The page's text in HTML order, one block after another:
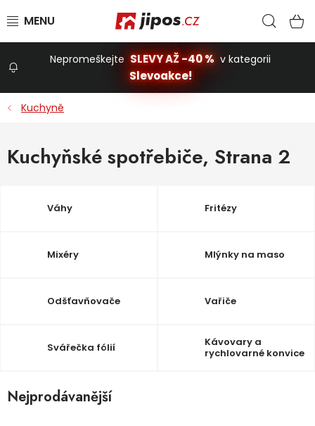
Nepromeškejte SLEVY AŽ -40 % v kategorii
Slevoakce!
Kuchyně
Kuchyňské spotřebiče, Strana 2
Váhy Fritézy
Mixéry Mlýnky na maso
Odšťavňovače Vařiče
Svářečka fólií
Kávovary a
rychlovarné konvice
Nejprodávanější